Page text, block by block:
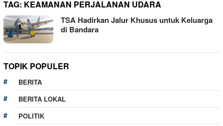
TAG: KEAMANAN PERJALANAN UDARA
TSA Hadirkan Jalur Khusus untuk Keluarga
di Bandara
TOPIK POPULER
BERITA
BERITA LOKAL
POLITIK